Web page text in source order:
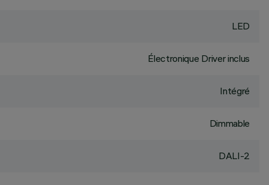
LED
Électronique Driver inclus
Intégré
Dimmable
DALI-2